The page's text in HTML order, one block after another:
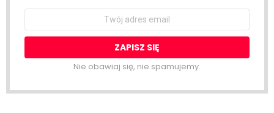
Email
Nie obawiaj się, nie spamujemy.